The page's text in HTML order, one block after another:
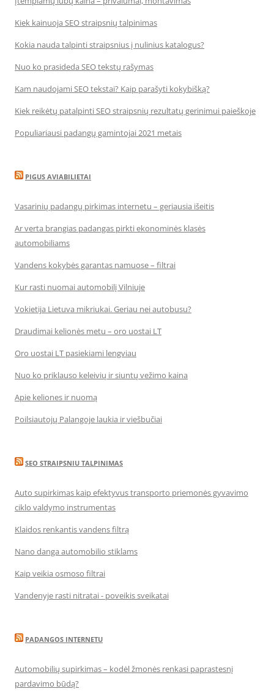
Kiek kainuoja SEO straipsnių talpinimas
Kokia nauda talpinti straipsnius į nulinius katalogus?
Nuo ko prasideda SEO tekstų rašymas
Kam naudojami SEO tekstai? Kaip parašyti kokybišką?
Kiek reikėtų patalpinti SEO straipsnių rezultatų gerinimui paieškoje
Populiariausi padangų gamintojai 2021 metais
PIGUS AVIABILIETAI
Vasarinių padangų pirkimas internetu – geriausia išeitis
Ar verta brangias padangas pirkti ekonominės klasės
automobiliams
Vandens kokybės garantas namuose – filtrai
Kur rasti nuomai automobilį Vilniuje
Vokietija Lietuva mikriukai. Geriau nei autobusu?
Draudimai kelionės metu – oro uostai LT
Oro uostai LT pasiekiami lengviau
Nuo ko priklauso keleivių ir siuntų vežimo kaina
Apie keliones ir nuomą
Poilsiautojų Palangoje laukia ir viešbučiai
SEO STRAIPSNIU TALPINIMAS
Auto supirkimas kaip efektyvus transporto priemonės gyvavimo
ciklo valdymo instrumentas
Klaidos renkantis vandens filtrą
Nano danga automobilio stiklams
Kaip veikia osmoso filtrai
Vandenyje rasti nitratai - poveikis sveikatai
PADANGOS INTERNETU
Automobilių supirkimas – kodėl žmonės renkasi paprastesnį
pardavimo būdą?